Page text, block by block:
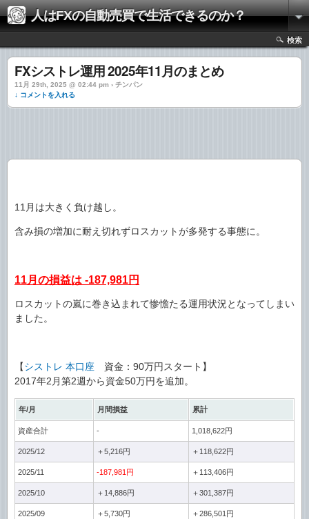
人はFXの自動売買で生活できるのか？
検索
FXシストレ運用 2025年11月のまとめ
11月 29th, 2025 @ 02:44 pm › チンパン
↓ コメントを入れる
11月は大きく負け越し。
含み損の増加に耐え切れずロスカットが多発する事態に。
11月の損益は -187,981円
ロスカットの嵐に巻き込まれて惨憺たる運用状況となってしまい
ました。
【シストレ 本口座 資金：90万円スタート】
2017年2月第2週から資金50万円を追加。
年/月 月間損益 累計
資産合計 - 1,018,622円
2025/12 ＋5,216円 ＋118,622円
2025/11 -187,981円 ＋113,406円
2025/10 ＋14,886円 ＋301,387円
2025/09 ＋5,730円 ＋286,501円